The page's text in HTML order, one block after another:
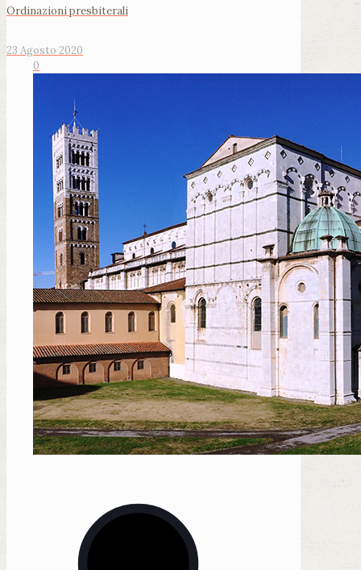
Ordinazioni presbiterali
23 Agosto 2020
0